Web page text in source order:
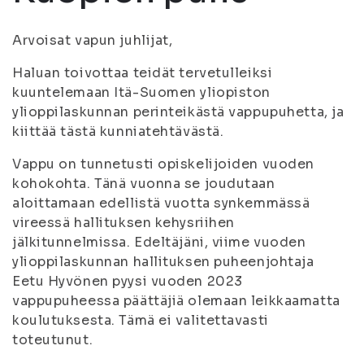
Arvoisat vapun juhlijat,
Haluan toivottaa teidät tervetulleiksi
kuuntelemaan Itä-Suomen yliopiston
ylioppilaskunnan perinteikästä vappupuhetta, ja
kiittää tästä kunniatehtävästä.
Vappu on tunnetusti opiskelijoiden vuoden
kohokohta. Tänä vuonna se joudutaan
aloittamaan edellistä vuotta synkemmässä
vireessä hallituksen kehysriihen
jälkitunnelmissa. Edeltäjäni, viime vuoden
ylioppilaskunnan hallituksen puheenjohtaja
Eetu Hyvönen pyysi vuoden 2023
vappupuheessa päättäjiä olemaan leikkaamatta
koulutuksesta. Tämä ei valitettavasti
toteutunut.